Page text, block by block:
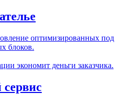
оптимизированных под
блоков.
экономит деньги заказчика.